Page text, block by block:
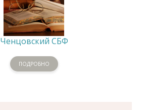
Ченцовский СБФ
ПОДРОБНО